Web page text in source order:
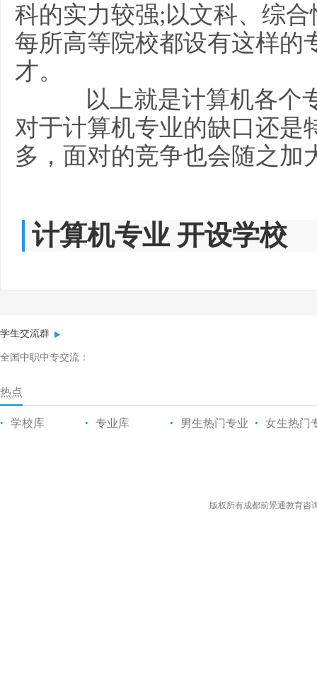
科的实力较强;以文科、综
每所高等院校都设有这样的
才。
以上就是计算机各个
对于计算机专业的缺口还是
多，面对的竞争也会随之加
计算机专业 开设学校
学生交流群
全国中职中专交流：
热点
• 学校库 • 专业库 • 男生热门专业 • 女生热门
版权所有成都前景通教育